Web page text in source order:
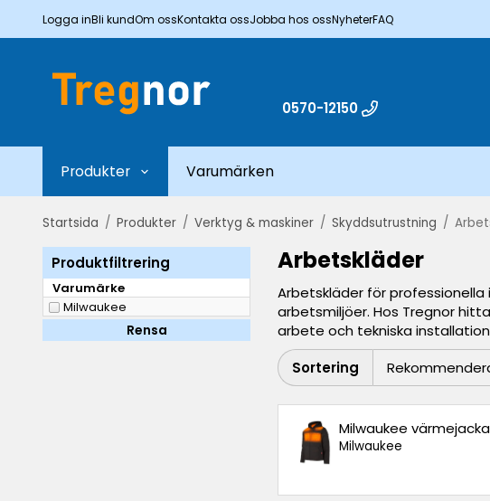
Logga inBli kundOm ossKontakta ossJobba hos ossNyheterFAQ
0570-12150
Produkter Varumärken
Startsida / Produkter / Verktyg & maskiner / Skyddsutrustning /
Produktfiltrering
Varumärke
Milwaukee
Rensa
Arbetskläder
Arbetskläder för
arbetsmiljöer. Hos Tregnor
arbete och tekniska
Sortering
Milwaukee
Milwaukee